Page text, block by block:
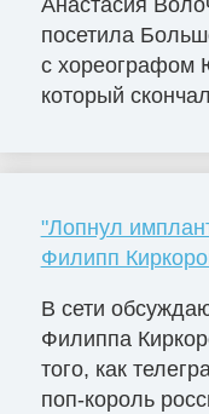
Анастасия
посетила
с хореографом
который
"Лопнул
Филипп
В сети
Филиппа
того, как
поп-король